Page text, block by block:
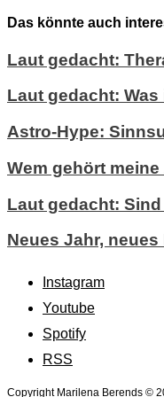
Das könnte auch
Laut gedacht:
Laut gedacht:
Astro-Hype:
Wem gehört meine
Laut gedacht:
Neues Jahr, neues
Instagram
Youtube
Spotify
RSS
Copyright Marilena Berends ©